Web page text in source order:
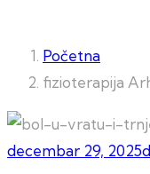
Početna
fizioterapija
decembar 29, 2025